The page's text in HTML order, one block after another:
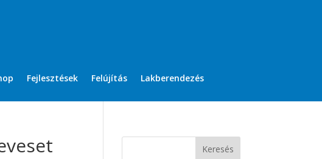
Fejlesztések Felújítás Lakberendezés